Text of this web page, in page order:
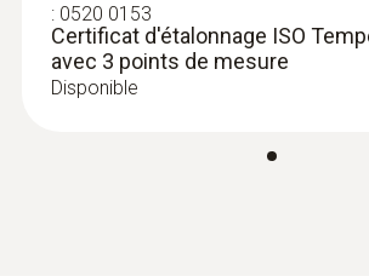
: 0520 0153
Certificat d'étalonnage ISO
avec 3 points de mesure
Disponible